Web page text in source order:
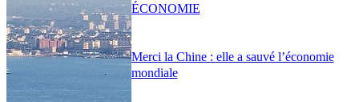
Merci la Chine : elle a sauvé l’économie
mondiale
ÉCONOMIE